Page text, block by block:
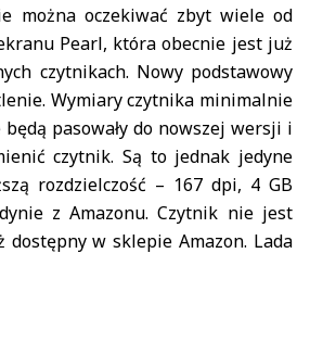
można oczekiwać zbyt wiele od
Pearl, która obecnie jest już
czytnikach. Nowy podstawowy
Wymiary czytnika minimalnie
pasowały do nowszej wersji i
czytnik. Są to jednak jedyne
rozdzielczość – 167 dpi, 4 GB
z Amazonu. Czytnik nie jest
w sklepie Amazon. Lada